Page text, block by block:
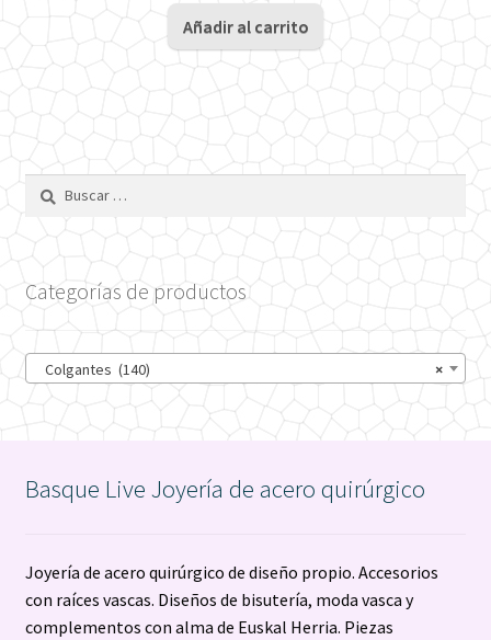
Añadir al carrito
Categorías de productos
×
Colgantes (140)
Basque Live Joyería de acero quirúrgico
Joyería de acero quirúrgico de diseño propio. Accesorios
con raíces vascas. Diseños de bisutería, moda vasca y
complementos con alma de Euskal Herria. Piezas